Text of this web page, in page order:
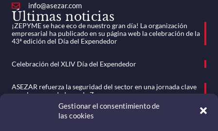
Gestionar el consentimiento de
las cookies
info@asezar.com
Últimas noticias
¡ZEPYME se hace eco de nuestro gran día! La organización
empresarial ha publicado en su página web la celebración de la
43ª edición del Día del Expendedor
Celebración del XLIV Día del Expendedor
ASEZAR refuerza la seguridad del sector en una jornada clave
para los expendedores de Zaragoza
ASEZAR celebra su Asamblea General Ordinaria en un clima de